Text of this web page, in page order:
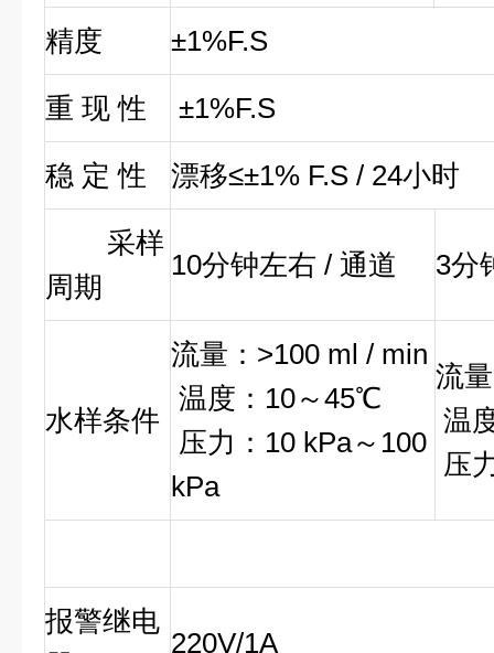
精度 ±1%F.S
重 现 性 ±1%F.S
稳 定 性 漂移≤±1% F.S / 24小时
采样
周期
10分钟左右 / 通道 3分
水样条件
流量：>100 ml / min
温度：10～45℃
压力：10 kPa～100
kPa
流
温
压
报警继电
220V/1A